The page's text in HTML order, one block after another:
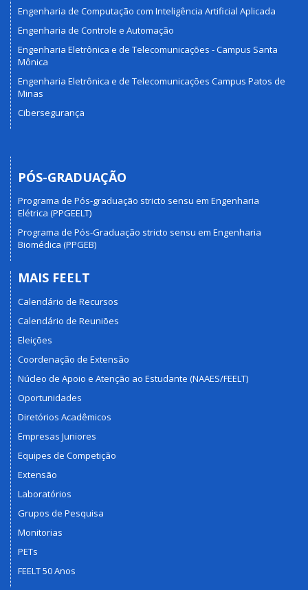
Engenharia de Computação com Inteligência Artificial Aplicada
Engenharia de Controle e Automação
Engenharia Eletrônica e de Telecomunicações - Campus Santa
Mônica
Engenharia Eletrônica e de Telecomunicações Campus Patos de
Minas
Cibersegurança
PÓS-GRADUAÇÃO
Programa de Pós-graduação stricto sensu em Engenharia
Elétrica (PPGEELT)
Programa de Pós-Graduação stricto sensu em Engenharia
Biomédica (PPGEB)
MAIS FEELT
Calendário de Recursos
Calendário de Reuniões
Eleições
Coordenação de Extensão
Núcleo de Apoio e Atenção ao Estudante (NAAES/FEELT)
Oportunidades
Diretórios Acadêmicos
Empresas Juniores
Equipes de Competição
Extensão
Laboratórios
Grupos de Pesquisa
Monitorias
PETs
FEELT 50 Anos